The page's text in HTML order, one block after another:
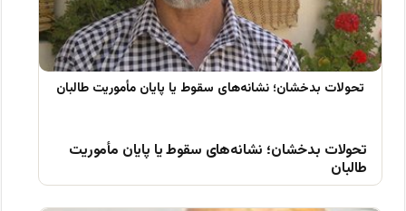
تحولات بدخشان؛ نشانه‌های سقوط یا پایان مأموریت
طالبان